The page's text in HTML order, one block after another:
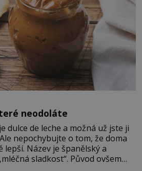
neodoláte
dulce de leche a možná už jste ji
nepochybujte o tom, že doma
Název je španělský a
sladkost“. Původ ovšem